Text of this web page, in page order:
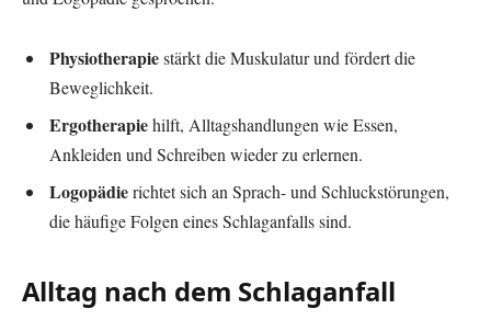
Physiotherapiestärkt die Muskulatur und fördert die
Beweglichkeit.
Ergotherapiehilft, Alltagshandlungen wie Essen,
Ankleiden und Schreiben wieder zu erlernen.
Logopädierichtet sich an Sprach- und Schluckstörungen,
die häufige Folgen eines Schlaganfalls sind.
Alltag nach dem Schlaganfall